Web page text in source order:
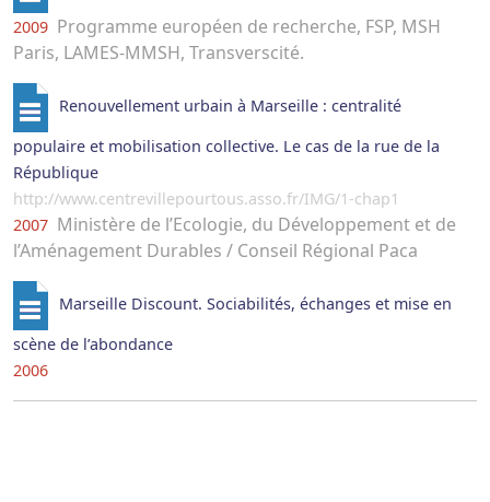
2009 Programme européen de recherche, FSP, MSH
Paris, LAMES-MMSH, Transverscité.
Renouvellement urbain à Marseille : centralité
populaire et mobilisation collective. Le cas de la rue de la
République
http://www.centrevillepourtous.asso.fr/IMG/1-chap1
2007 Ministère de l’Ecologie, du Développement et de
l’Aménagement Durables / Conseil Régional Paca
Marseille Discount. Sociabilités, échanges et mise en
scène de l’abondance
2006